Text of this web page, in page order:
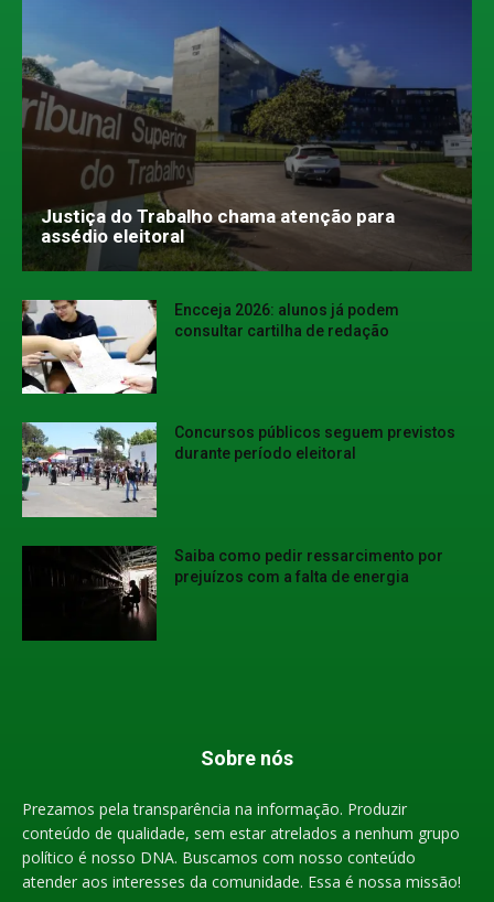
Justiça do Trabalho chama atenção para
assédio eleitoral
Encceja 2026: alunos já podem
consultar cartilha de redação
Concursos públicos seguem previstos
durante período eleitoral
Saiba como pedir ressarcimento por
prejuízos com a falta de energia
Sobre nós
Prezamos pela transparência na informação. Produzir
conteúdo de qualidade, sem estar atrelados a nenhum grupo
político é nosso DNA. Buscamos com nosso conteúdo
atender aos interesses da comunidade. Essa é nossa missão!